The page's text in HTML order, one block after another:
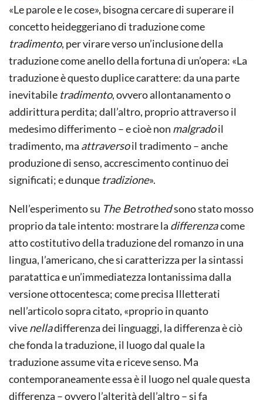
«Le parole e le cose», bisogna cercare di superare il
concetto heideggeriano di traduzione come
tradimento, per virare verso un’inclusione della
traduzione come anello della fortuna di un’opera: «La
traduzione è questo duplice carattere: da una parte
inevitabile tradimento, ovvero allontanamento o
addirittura perdita; dall’altro, proprio attraverso il
medesimo differimento – e cioè non malgradoil
tradimento, ma attraversoil tradimento – anche
produzione di senso, accrescimento continuo dei
significati; e dunque tradizione».
Nell’esperimento su The Betrothedsono stato mosso
proprio da tale intento: mostrare la differenzacome
atto costitutivo della traduzione del romanzo in una
lingua, l’americano, che si caratterizza per la sintassi
paratattica e un’immediatezza lontanissima dalla
versione ottocentesca; come precisa Illetterati
nell’articolo sopra citato, «proprio in quanto
vivenelladifferenza dei linguaggi, la differenza è ciò
che fonda la traduzione, il luogo dal quale la
traduzione assume vita e riceve senso. Ma
contemporaneamente essa è il luogo nel quale questa
differenza – ovvero l’alterità dell’altro – si fa